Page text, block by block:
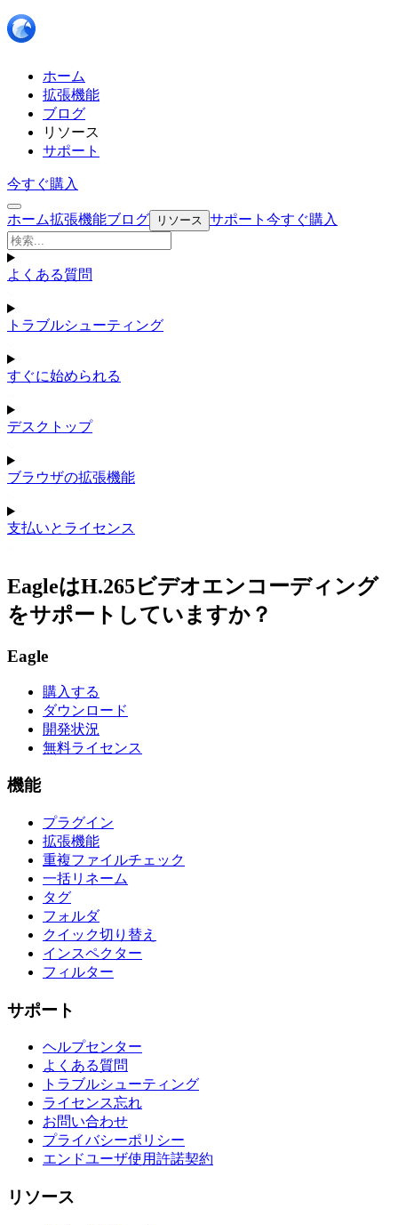
ホーム
拡張機能
ブログ
リソース
サポート
今すぐ購入
ホーム拡張機能ブログ リソース サポート 今すぐ購入
よくある質問
トラブルシューティング
すぐに始められる
デスクトップ
ブラウザの拡張機能
支払いとライセンス
EagleはH.265ビデオエンコーディング
をサポートしていますか？
Eagle
購入する
ダウンロード
開発状況
無料ライセンス
機能
プラグイン
拡張機能
重複ファイルチェック
一括リネーム
タグ
フォルダ
クイック切り替え
インスペクター
フィルター
サポート
ヘルプセンター
よくある質問
トラブルシューティング
ライセンス忘れ
お問い合わせ
プライバシーポリシー
エンドユーザ使用許諾契約
リソース